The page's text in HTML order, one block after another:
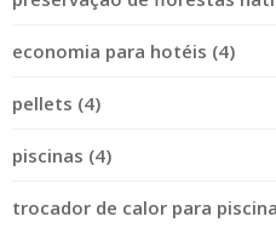
economia para hotéis (4)
pellets (4)
piscinas (4)
trocador de calor para